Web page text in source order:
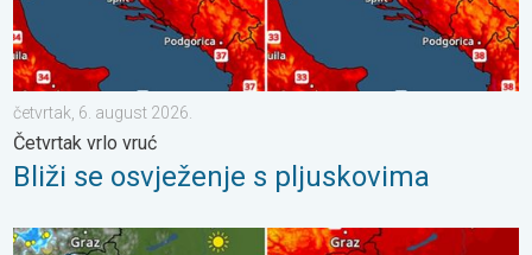
četvrtak, 6. august 2026.
Četvrtak vrlo vruć
Bliži se osvježenje s pljuskovima
Pljuskovi ponegdje, od nedjelje preko 35°C. Stabilnija iduća